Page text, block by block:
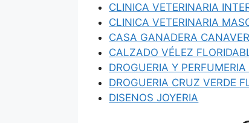
CLINICA VETERINARIA
CLINICA VETERINARIA
CASA GANADERA
CALZADO VÉLEZ
DROGUERIA Y
DROGUERIA CRUZ VERDE
DISENOS JOYERIA